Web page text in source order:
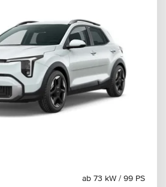
ab 73 kW / 99 PS